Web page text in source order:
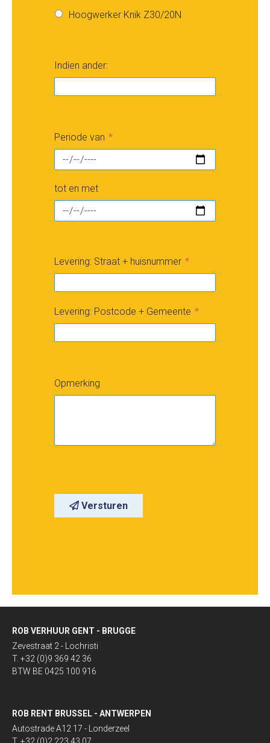
Hoogwerker Knik Z30/20N
Indien ander:
Periode van
tot en met
Levering: Straat + huisnummer
Levering: Postcode + Gemeente
Opmerking
Versturen
ROB VERHUUR GENT - BRUGGE
Zevestraat 2 - Lochristi
T. +32 (0)9 369 42 36
BTW BE 0425 100 916
ROB RENT BRUSSEL - ANTWERPEN
Autostrade A12 17 - Londerzeel